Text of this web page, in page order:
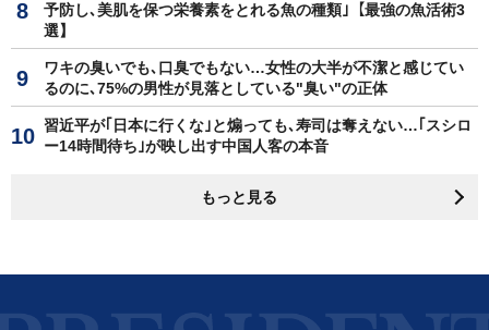
予防し､美肌を保つ栄養素をとれる魚の種類｣【最強の魚活術3
選】
ワキの臭いでも､口臭でもない…女性の大半が不潔と感じてい
るのに､75%の男性が見落としている"臭い"の正体
習近平が｢日本に行くな｣と煽っても､寿司は奪えない…｢スシロ
ー14時間待ち｣が映し出す中国人客の本音
もっと見る